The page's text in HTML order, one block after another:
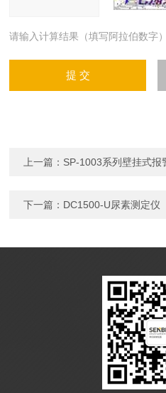
请输入计算结果（填写阿拉伯数字
上一篇： SP-1003系列壁挂式报
下一篇： DC1500-U尿素测定仪